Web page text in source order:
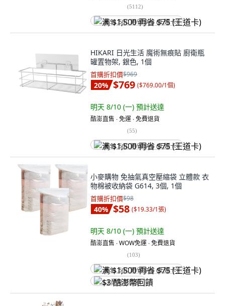
(5112)
满 $1,500 再省 $75 (王道卡)
HIKARI 日光生活 魔術無痕貼 廚衛瓶
罐置物架, 銀色, 1個
首購折扣價$969
20% $769 ($769.00/1個)
明天 8/10 (一) 預計送達
酷澎直售 ∙ 免運 ∙ 免費退貨
(55)
满 $1,500 再省 $75 (王道卡)
小麥購物 免抽氣真空壓縮袋 立體款 衣
物棉被收納袋 G614, 3個, 1個
首購折扣價$98
40% $58 ($19.33/1張)
明天 8/10 (一) 預計送達
酷澎直售 ∙ WOW免運 ∙ 免費退貨
(103)
满 $1,500 再省 $75 (王道卡)
$3 酷澎幣回饋